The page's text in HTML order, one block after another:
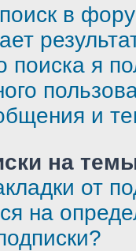
в
поиска я
и
на
от
на